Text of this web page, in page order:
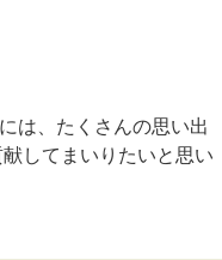
は、たくさんの思い出
してまいりたいと思い